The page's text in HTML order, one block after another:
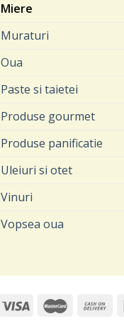
Miere
Muraturi
Oua
Paste si taietei
Produse gourmet
Produse panificatie
Uleiuri si otet
Vinuri
Vopsea oua